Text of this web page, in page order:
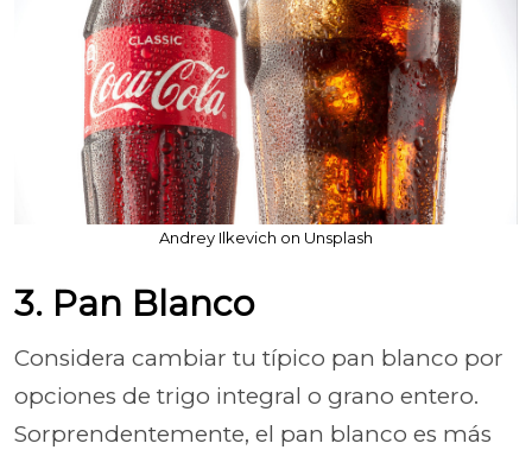
Andrey Ilkevich on Unsplash
3. Pan Blanco
Considera cambiar tu típico pan blanco por
opciones de trigo integral o grano entero.
Sorprendentemente, el pan blanco es más